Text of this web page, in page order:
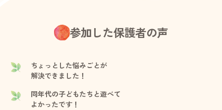
参加した保護者の声
ちょっとした悩みごとが
解決できました！
同年代の子どもたちと遊べて
よかったです！